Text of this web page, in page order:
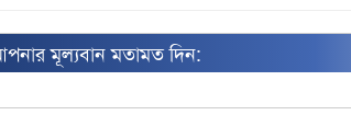
মূল্যবান মতামত দিন: